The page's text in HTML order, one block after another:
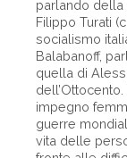
parlando della
Filippo Turati
socialismo
Balabanoff,
quella di
impegno
guerre
vita delle